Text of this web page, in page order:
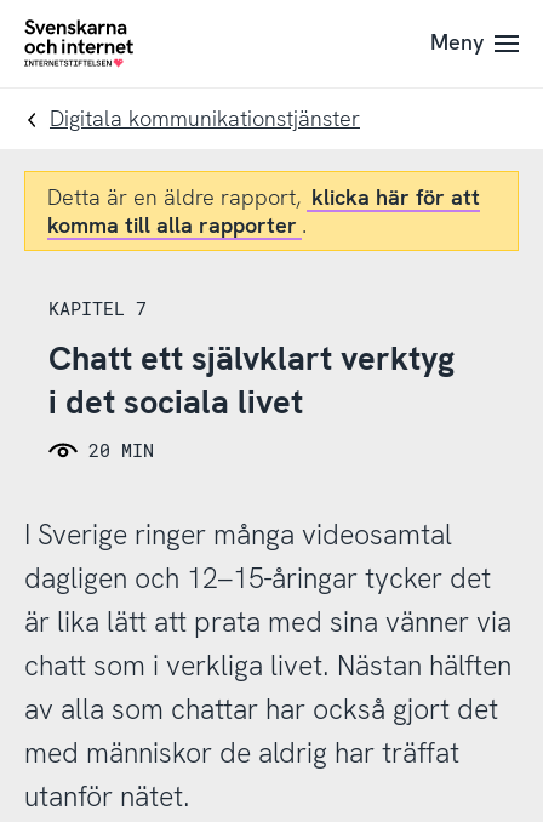
Till
navigation
Till
innehåll
To
Meny
Digitala kommunikationstjänster
Detta är en äldre rapport, klicka här för att
komma till alla rapporter .
KAPITEL 7
Chatt ett självklart verktyg
i det sociala livet
20 MIN
I Sverige ringer många videosamtal
dagligen och 12–15-åringar tycker det
är lika lätt att prata med sina vänner via
chatt som i verkliga livet. Nästan hälften
av alla som chattar har också gjort det
med människor de aldrig har träffat
utanför nätet.